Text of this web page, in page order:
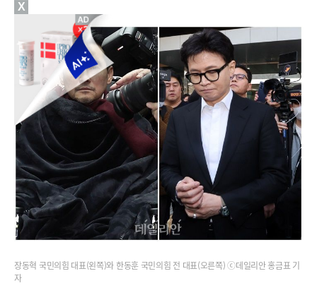
장동혁 국민의힘 대표(왼쪽)와 한동훈 국민의힘 전 대표(오른쪽) ⓒ데일리안 홍금표 기
자
X